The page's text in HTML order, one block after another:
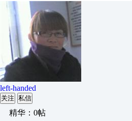
left-handed
关注 私信
精华：0帖